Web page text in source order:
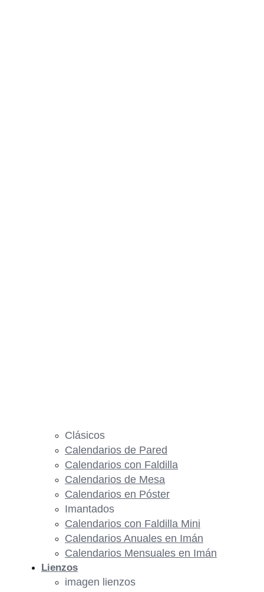
Clásicos
Calendarios de Pared
Calendarios con Faldilla
Calendarios de Mesa
Calendarios en Póster
Imantados
Calendarios con Faldilla Mini
Calendarios Anuales en Imán
Calendarios Mensuales en Imán
Lienzos
imagen lienzos